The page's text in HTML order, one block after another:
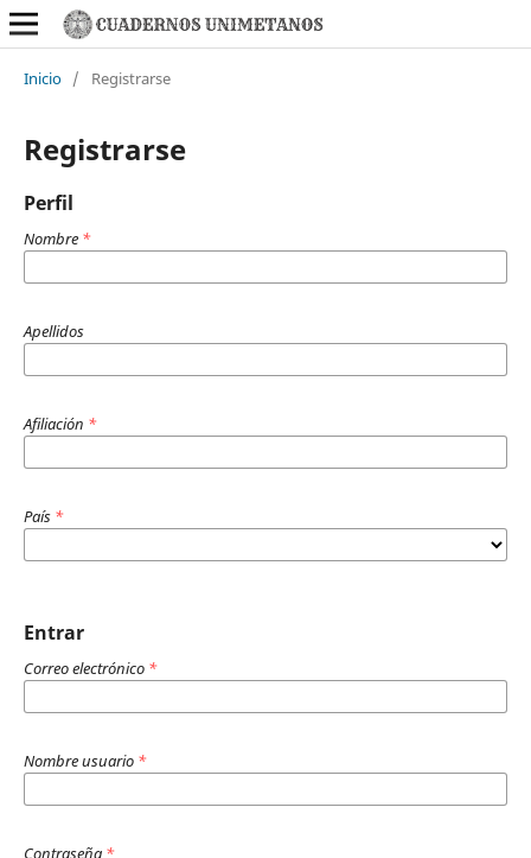
Inicio / Registrarse
Registrarse
Perfil
Nombre *
Apellidos
Afiliación *
País *
Entrar
Correo electrónico *
Nombre usuario *
Contraseña *